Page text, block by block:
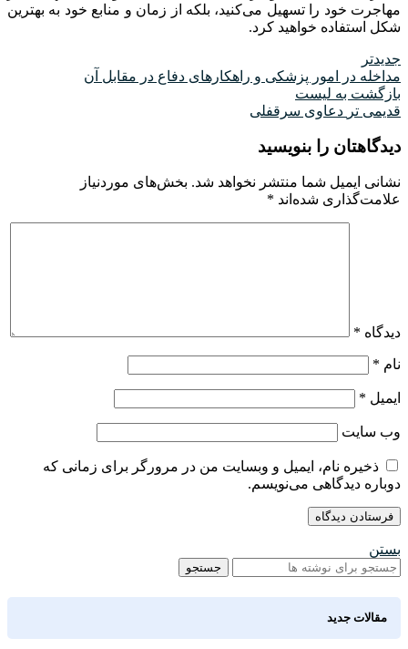
مهاجرت خود را تسهیل می‌کنید، بلکه از زمان و منابع خود به بهترین
شکل استفاده خواهید کرد.
جدیدتر
مداخله در امور پزشکی و راهکارهای دفاع در مقابل آن
بازگشت به لیست
قدیمی تر دعاوی سرقفلی
دیدگاهتان را بنویسید
نشانی ایمیل شما منتشر نخواهد شد. بخش‌های موردنیاز
علامت‌گذاری شده‌اند *
دیدگاه *
نام *
ایمیل *
وب‌ سایت
ذخیره نام، ایمیل و وبسایت من در مرورگر برای زمانی که
دوباره دیدگاهی می‌نویسم.
بستن
جستجو
مقالات جدید